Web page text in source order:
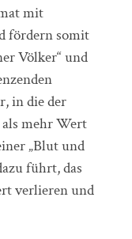
mit
fördern somit
Völker“ und
in die der
mehr Wert
„Blut und
führt, das
verlieren und